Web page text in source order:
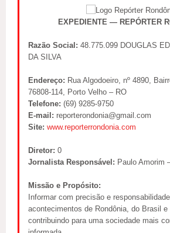
EXPEDIENTE — REPÓRTER
Razão Social: 48.775.099 DOUGLAS
DA SILVA
Endereço: Rua Algodoeiro, nº 4890,
76808-114, Porto Velho – RO
Telefone: (69) 9285-9750
E-mail: reporterondonia@gmail.com
Site: www.reporterrondonia.com
Diretor: 0
Jornalista Responsável: Paulo Amorim
Missão e Propósito:
Informar com precisão e
acontecimentos de Rondônia, do Brasil e
contribuindo para uma sociedade mais